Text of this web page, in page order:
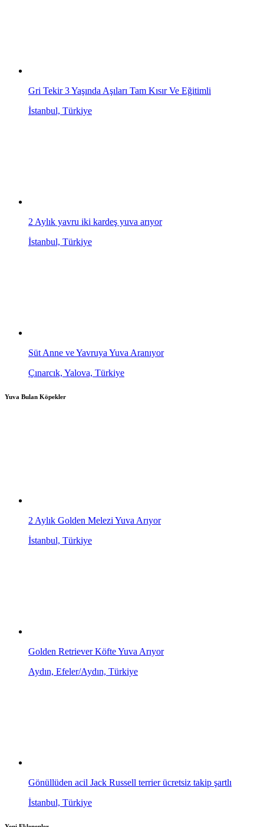
Gri Tekir 3 Yaşında Aşıları Tam Kısır Ve Eğitimli
İstanbul, Türkiye
2 Aylık yavru iki kardeş yuva arıyor
İstanbul, Türkiye
Süt Anne ve Yavruya Yuva Aranıyor
Çınarcık, Yalova, Türkiye
Yuva Bulan Köpekler
2 Aylık Golden Melezi Yuva Arıyor
İstanbul, Türkiye
Golden Retriever Köfte Yuva Arıyor
Aydın, Efeler/Aydın, Türkiye
Gönüllüden acil Jack Russell terrier ücretsiz takip şartlı
İstanbul, Türkiye